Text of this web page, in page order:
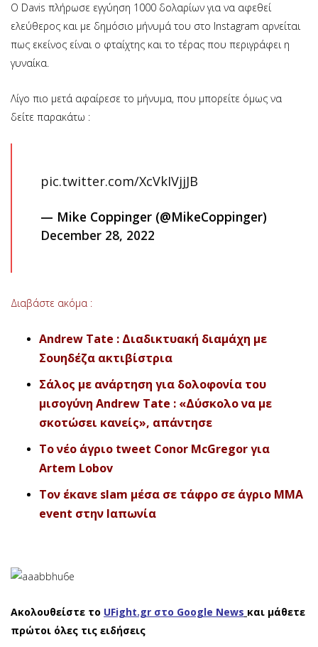
Ο Davis πλήρωσε εγγύηση 1000 δολαρίων για να αφεθεί
ελεύθερος και με δημόσιο μήνυμά του στο Instagram αρνείται
πως εκείνος είναι ο φταίχτης και το τέρας που περιγράφει η
γυναίκα.
Λίγο πιο μετά αφαίρεσε το μήνυμα, που μπορείτε όμως να
δείτε παρακάτω :
pic.twitter.com/XcVkIVjjJB
— Mike Coppinger (@MikeCoppinger)
December 28, 2022
Διαβάστε ακόμα :
Andrew Tate : Διαδικτυακή διαμάχη με
Σουηδέζα ακτιβίστρια
Σάλος με ανάρτηση για δολοφονία του
μισογύνη Andrew Tate : «Δύσκολο να με
σκοτώσει κανείς», απάντησε
Το νέο άγριο tweet Conor McGregor για
Artem Lobov
Τον έκανε slam μέσα σε τάφρο σε άγριο ΜΜΑ
event στην Ιαπωνία
Ακολουθείστε το UFight.gr στο Google News και μάθετε
πρώτοι όλες τις ειδήσεις